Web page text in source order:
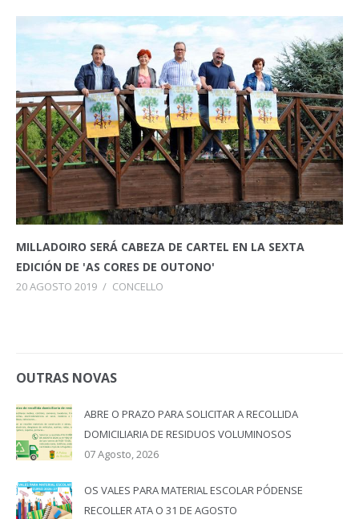
MILLADOIRO SERÁ CABEZA DE CARTEL EN LA SEXTA
EDICIÓN DE 'AS CORES DE OUTONO'
20 AGOSTO 2019 / CONCELLO
OUTRAS NOVAS
ABRE O PRAZO PARA SOLICITAR A RECOLLIDA
DOMICILIARIA DE RESIDUOS VOLUMINOSOS
07 Agosto, 2026
OS VALES PARA MATERIAL ESCOLAR PÓDENSE
RECOLLER ATA O 31 DE AGOSTO